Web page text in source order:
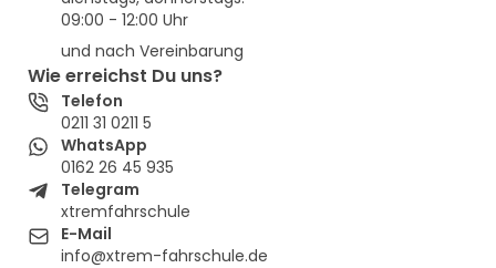
09:00 - 12:00 Uhr
und nach Vereinbarung
Wie erreichst Du uns?
Telefon
0211 31 0211 5
WhatsApp
0162 26 45 935
Telegram
xtremfahrschule
E-Mail
info@xtrem-fahrschule.de